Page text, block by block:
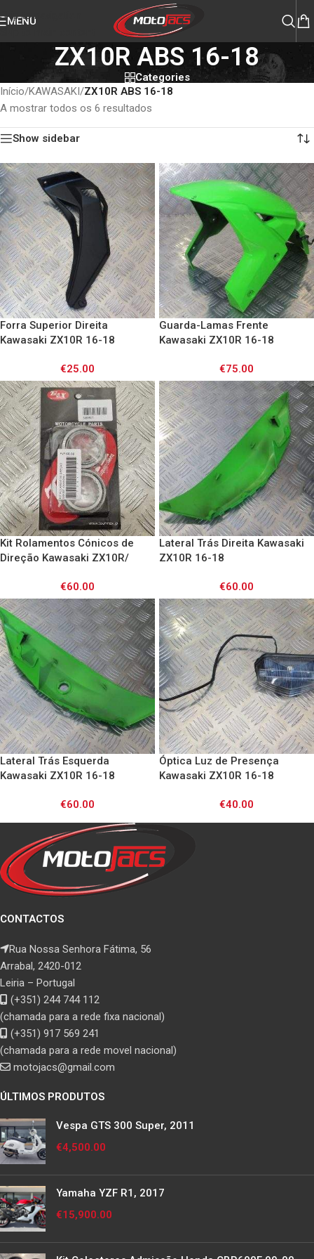
Skip to navigation
MENU
ZX10R ABS 16-18
Categories
Início/KAWASAKI/ZX10R ABS 16-18
A mostrar todos os 6 resultados
Show sidebar
Forra Superior Direita
Kawasaki ZX10R 16-18
€25.00
Guarda-Lamas Frente
Kawasaki ZX10R 16-18
€75.00
Kit Rolamentos Cónicos de
Direção Kawasaki ZX10R/
ZX9R/ ZZR1100,1200/
Z750,1000 / ER6F
€60.00
Lateral Trás Direita Kawasaki
ZX10R 16-18
€60.00
Lateral Trás Esquerda
Kawasaki ZX10R 16-18
€60.00
Óptica Luz de Presença
Kawasaki ZX10R 16-18
€40.00
CONTACTOS
Rua Nossa Senhora Fátima, 56
Arrabal, 2420-012
Leiria – Portugal
(+351) 244 744 112
(chamada para a rede fixa nacional)
(+351) 917 569 241
(chamada para a rede movel nacional)
motojacs@gmail.com
ÚLTIMOS PRODUTOS
Vespa GTS 300 Super, 2011
€4,500.00
Yamaha YZF R1, 2017
€15,900.00